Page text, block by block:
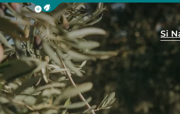
Afficher la barre de navigation du mode
Si